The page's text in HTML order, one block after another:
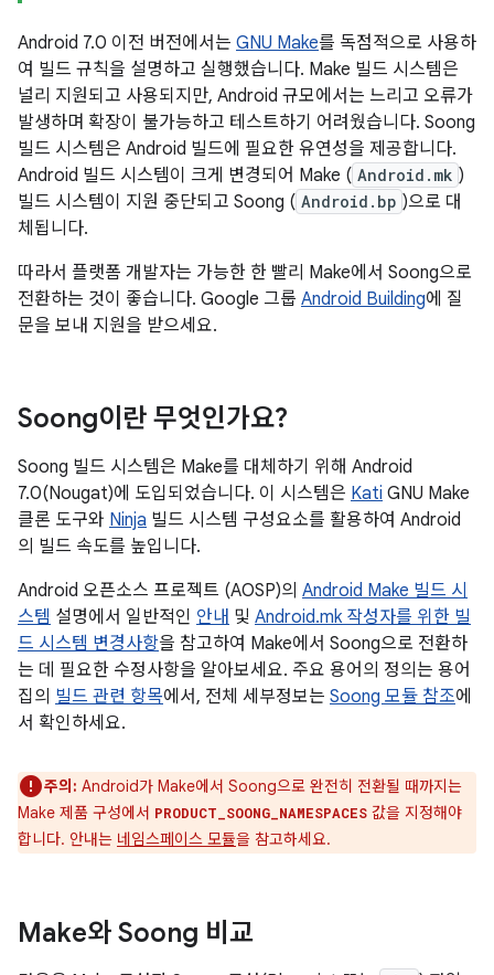
Android 7.0 이전 버전에서는 GNU Make를 독점적으로 사용하
여 빌드 규칙을 설명하고 실행했습니다. Make 빌드 시스템은
널리 지원되고 사용되지만, Android 규모에서는 느리고 오류가
발생하며 확장이 불가능하고 테스트하기 어려웠습니다. Soong
빌드 시스템은 Android 빌드에 필요한 유연성을 제공합니다.
Android 빌드 시스템이 크게 변경되어 Make ( Android.mk )
빌드 시스템이 지원 중단되고 Soong ( Android.bp )으로 대
체됩니다.
따라서 플랫폼 개발자는 가능한 한 빨리 Make에서 Soong으로
전환하는 것이 좋습니다. Google 그룹 Android Building에 질
문을 보내 지원을 받으세요.
Soong이란 무엇인가요?
Soong 빌드 시스템은 Make를 대체하기 위해 Android
7.0(Nougat)에 도입되었습니다. 이 시스템은 Kati GNU Make
클론 도구와 Ninja 빌드 시스템 구성요소를 활용하여 Android
의 빌드 속도를 높입니다.
Android 오픈소스 프로젝트 (AOSP)의 Android Make 빌드 시
스템 설명에서 일반적인 안내 및 Android.mk 작성자를 위한 빌
드 시스템 변경사항을 참고하여 Make에서 Soong으로 전환하
는 데 필요한 수정사항을 알아보세요. 주요 용어의 정의는 용어
집의 빌드 관련 항목에서, 전체 세부정보는 Soong 모듈 참조에
서 확인하세요.
주의: Android가 Make에서 Soong으로 완전히 전환될 때까지는
Make 제품 구성에서 PRODUCT_SOONG_NAMESPACES 값을 지정해야
합니다. 안내는 네임스페이스 모듈을 참고하세요.
Make와 Soong 비교